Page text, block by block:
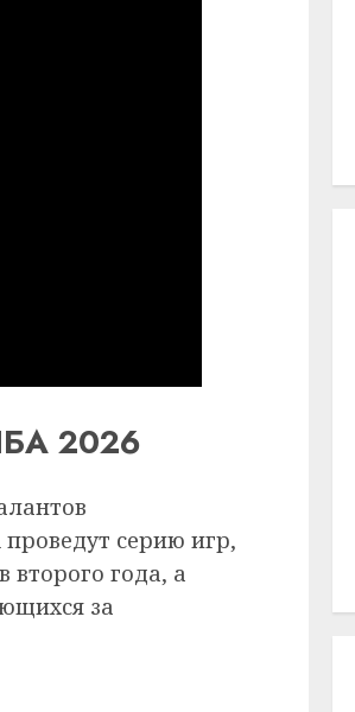
2026
серию игр,
второго года, а
за